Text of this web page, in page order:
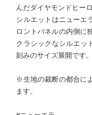
んだダイヤモンドヒー
シルエットはニューエ
ロントパネルの内側に
クラシックなシルエッ
刻みのサイズ展開です。
※生地の裁断の都合に
ます。